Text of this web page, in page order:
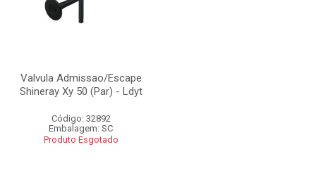
Valvula Admissao/Escape
Shineray Xy 50 (Par) - Ldyt
Código: 32892
Embalagem: SC
Produto Esgotado